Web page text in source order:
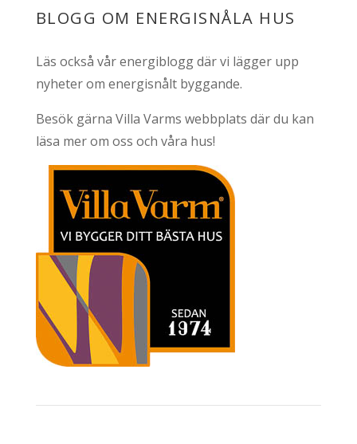
BLOGG OM ENERGISNÅLA HUS
Läs också vårenergibloggdär vi lägger upp
nyheter om energisnålt byggande.
Besök gärna Villa Varms webbplats där du kan
läsa mer om oss och våra hus!